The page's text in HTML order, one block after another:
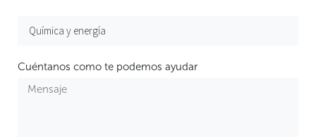
Cuéntanos como te podemos ayudar